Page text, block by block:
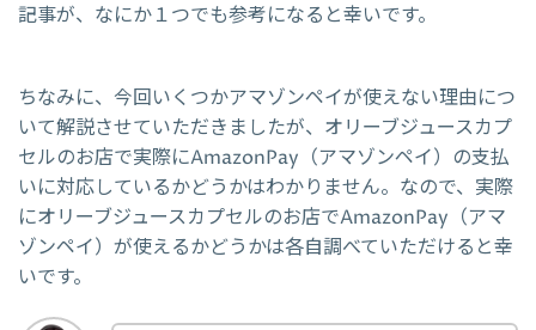
記事が、なにか１つでも参考になると幸いです。
ちなみに、今回いくつかアマゾンペイが使えない理由につ
いて解説させていただきましたが、オリーブジュースカプ
セルのお店で実際にAmazonPay（アマゾンペイ）の支払
いに対応しているかどうかはわかりません。なので、実際
にオリーブジュースカプセルのお店でAmazonPay（アマ
ゾンペイ）が使えるかどうかは各自調べていただけると幸
いです。